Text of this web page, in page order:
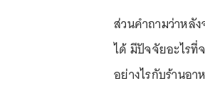
ส่วนคำถามว่าหลั
ได้ มีปัจจัยอะไรที่
อย่างไรกับร้านอ